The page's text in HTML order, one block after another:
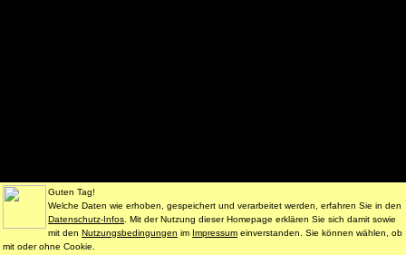
Guten Tag!
Welche Daten wie erhoben, gespeichert und verarbeitet werden, erfahren Sie in den
Datenschutz-Infos . Mit der Nutzung dieser Homepage erklären Sie sich damit sowie
mit denNutzungsbedingungen im Impressum einverstanden. Sie können wählen, ob
mit oder ohne Cookie.